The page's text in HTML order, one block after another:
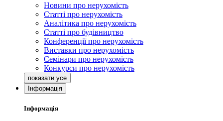
Новини про нерухомість
Статті про нерухомість
Аналітика про нерухомість
Статті про будівництво
Конференції про нерухомість
Виставки про нерухомість
Семінари про нерухомість
Конкурси про нерухомість
Інформація
Інформація